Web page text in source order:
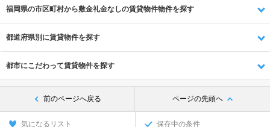
福岡県の市区町村から敷金礼金なしの賃貸物件物件を探す
都道府県別に賃貸物件を探す
都市にこだわって賃貸物件を探す
前のページへ戻る ページの先頭へ
気になるリスト 保存中の条件